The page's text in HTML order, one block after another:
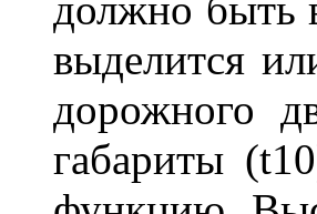
выделится
дорожного
габариты